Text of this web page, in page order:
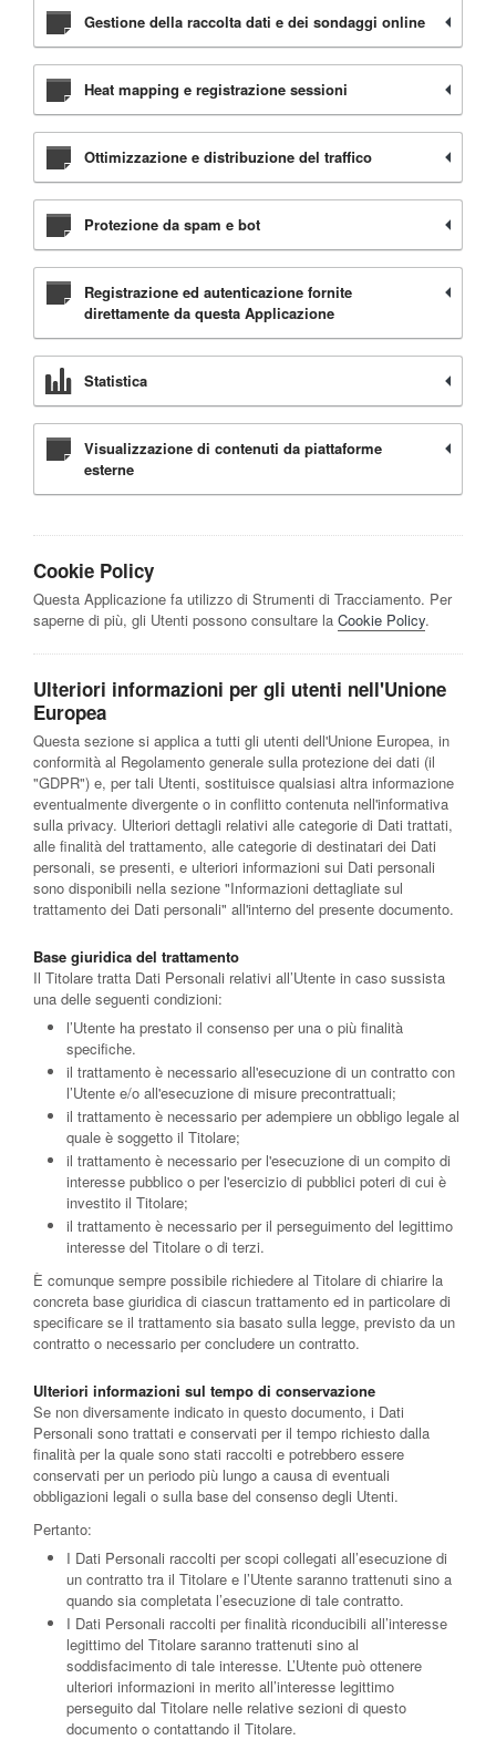
Gestione della raccolta dati e dei sondaggi online
Heat mapping e registrazione sessioni
Ottimizzazione e distribuzione del traffico
Protezione da spam e bot
Registrazione ed autenticazione fornite
direttamente da questa Applicazione
Statistica
Visualizzazione di contenuti da piattaforme
esterne
Cookie Policy
Questa Applicazione fa utilizzo di Strumenti di Tracciamento. Per
saperne di più, gli Utenti possono consultare la Cookie Policy.
Ulteriori informazioni per gli utenti nell'Unione
Europea
Questa sezione si applica a tutti gli utenti dell'Unione Europea, in
conformità al Regolamento generale sulla protezione dei dati (il
"GDPR") e, per tali Utenti, sostituisce qualsiasi altra informazione
eventualmente divergente o in conflitto contenuta nell'informativa
sulla privacy. Ulteriori dettagli relativi alle categorie di Dati trattati,
alle finalità del trattamento, alle categorie di destinatari dei Dati
personali, se presenti, e ulteriori informazioni sui Dati personali
sono disponibili nella sezione "Informazioni dettagliate sul
trattamento dei Dati personali" all'interno del presente documento.
Base giuridica del trattamento
Il Titolare tratta Dati Personali relativi all’Utente in caso sussista
una delle seguenti condizioni:
l’Utente ha prestato il consenso per una o più finalità
specifiche.
il trattamento è necessario all'esecuzione di un contratto con
l’Utente e/o all'esecuzione di misure precontrattuali;
il trattamento è necessario per adempiere un obbligo legale al
quale è soggetto il Titolare;
il trattamento è necessario per l'esecuzione di un compito di
interesse pubblico o per l'esercizio di pubblici poteri di cui è
investito il Titolare;
il trattamento è necessario per il perseguimento del legittimo
interesse del Titolare o di terzi.
È comunque sempre possibile richiedere al Titolare di chiarire la
concreta base giuridica di ciascun trattamento ed in particolare di
specificare se il trattamento sia basato sulla legge, previsto da un
contratto o necessario per concludere un contratto.
Ulteriori informazioni sul tempo di conservazione
Se non diversamente indicato in questo documento, i Dati
Personali sono trattati e conservati per il tempo richiesto dalla
finalità per la quale sono stati raccolti e potrebbero essere
conservati per un periodo più lungo a causa di eventuali
obbligazioni legali o sulla base del consenso degli Utenti.
Pertanto:
I Dati Personali raccolti per scopi collegati all’esecuzione di
un contratto tra il Titolare e l’Utente saranno trattenuti sino a
quando sia completata l’esecuzione di tale contratto.
I Dati Personali raccolti per finalità riconducibili all’interesse
legittimo del Titolare saranno trattenuti sino al
soddisfacimento di tale interesse. L’Utente può ottenere
ulteriori informazioni in merito all’interesse legittimo
perseguito dal Titolare nelle relative sezioni di questo
documento o contattando il Titolare.